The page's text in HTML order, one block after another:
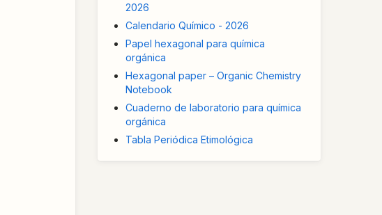
2026
Calendario Químico - 2026
Papel hexagonal para química
orgánica
Hexagonal paper – Organic Chemistry
Notebook
Cuaderno de laboratorio para química
orgánica
Tabla Periódica Etimológica